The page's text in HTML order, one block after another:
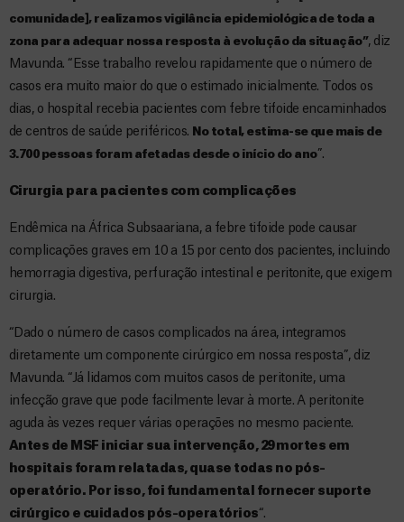
comunidade], realizamos vigilância epidemiológica de toda a
zona para adequar nossa resposta à evolução da situação”, diz
Mavunda. “Esse trabalho revelou rapidamente que o número de
casos era muito maior do que o estimado inicialmente. Todos os
dias, o hospital recebia pacientes com febre tifoide encaminhados
de centros de saúde periféricos. No total, estima-se que mais de
3.700 pessoas foram afetadas desde o início do ano”.
Cirurgia para pacientes com complicações
Endêmica na África Subsaariana, a febre tifoide pode causar
complicações graves em 10 a 15 por cento dos pacientes, incluindo
hemorragia digestiva, perfuração intestinal e peritonite, que exigem
cirurgia.
“Dado o número de casos complicados na área, integramos
diretamente um componente cirúrgico em nossa resposta”, diz
Mavunda. “Já lidamos com muitos casos de peritonite, uma
infecção grave que pode facilmente levar à morte. A peritonite
aguda às vezes requer várias operações no mesmo paciente.
Antes de MSF iniciar sua intervenção, 29 mortes em
hospitais foram relatadas, quase todas no pós-
operatório. Por isso, foi fundamental fornecer suporte
cirúrgico e cuidados pós-operatórios“.